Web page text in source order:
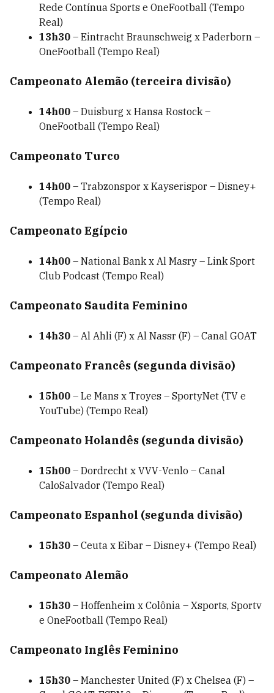
Rede Contínua Sports e OneFootball (Tempo
Real)
13h30 – Eintracht Braunschweig x Paderborn –
OneFootball (Tempo Real)
Campeonato Alemão (terceira divisão)
14h00 – Duisburg x Hansa Rostock –
OneFootball (Tempo Real)
Campeonato Turco
14h00 – Trabzonspor x Kayserispor – Disney+
(Tempo Real)
Campeonato Egípcio
14h00 – National Bank x Al Masry – Link Sport
Club Podcast (Tempo Real)
Campeonato Saudita Feminino
14h30 – Al Ahli (F) x Al Nassr (F) – Canal GOAT
Campeonato Francês (segunda divisão)
15h00 – Le Mans x Troyes – SportyNet (TV e
YouTube) (Tempo Real)
Campeonato Holandês (segunda divisão)
15h00 – Dordrecht x VVV-Venlo – Canal
CaloSalvador (Tempo Real)
Campeonato Espanhol (segunda divisão)
15h30 – Ceuta x Eibar – Disney+ (Tempo Real)
Campeonato Alemão
15h30 – Hoffenheim x Colônia – Xsports, Sportv
e OneFootball (Tempo Real)
Campeonato Inglês Feminino
15h30 – Manchester United (F) x Chelsea (F) –